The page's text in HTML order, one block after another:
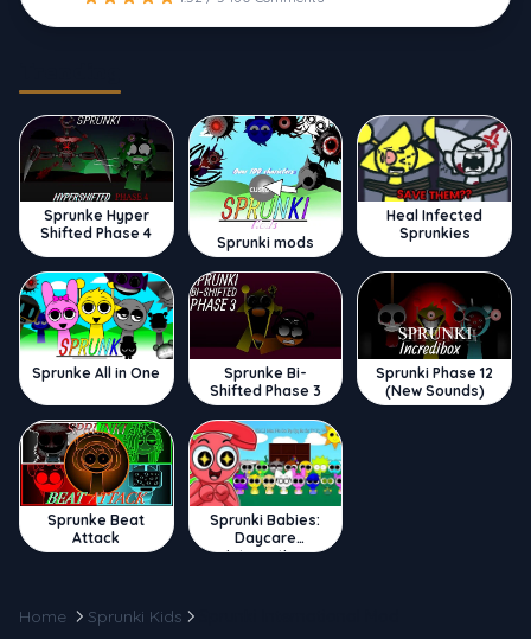
Sprunke Hyper
Shifted Phase 4
Sprunki mods
Heal Infected
Sprunkies
Sprunke All in One
Sprunke Bi-
Shifted Phase 3
Sprunki Phase 12
(New Sounds)
Sprunke Beat
Attack
Sprunki Babies:
Daycare
Interactive
Home Sprunki Kids